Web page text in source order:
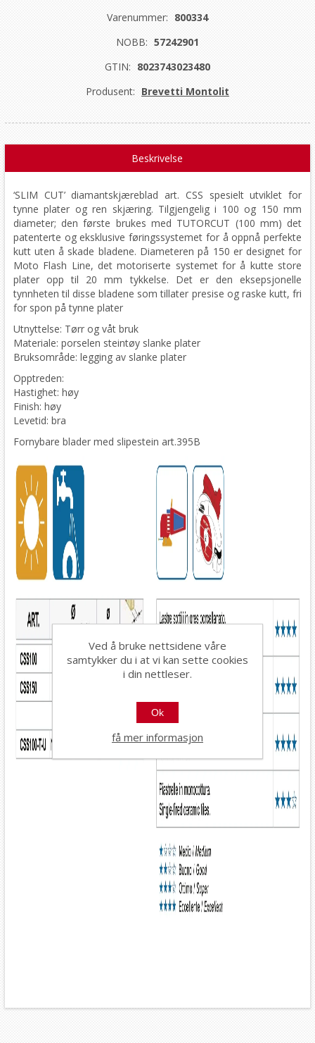
Varenummer: 800334
NOBB: 57242901
GTIN: 8023743023480
Produsent: Brevetti Montolit
Beskrivelse
‘SLIM CUT’ diamantskjæreblad art. CSS spesielt utviklet for
tynne plater og ren skjæring. Tilgjengelig i 100 og 150 mm
diameter; den første brukes med TUTORCUT (100 mm) det
patenterte og eksklusive føringssystemet for å oppnå perfekte
kutt uten å skade bladene. Diameteren på 150 er designet for
Moto Flash Line, det motoriserte systemet for å kutte store
plater opp til 20 mm tykkelse. Det er den eksepsjonelle
tynnheten til disse bladene som tillater presise og raske kutt, fri
for spon på tynne plater
Utnyttelse: Tørr og våt bruk
Materiale: porselen steintøy slanke plater
Bruksområde: legging av slanke plater
Opptreden:
Hastighet: høy
Finish: høy
Levetid: bra
Fornybare blader med slipestein art.395B
Ved å bruke nettsidene våre
samtykker du i at vi kan sette cookies
i din nettleser.
Ok
få mer informasjon